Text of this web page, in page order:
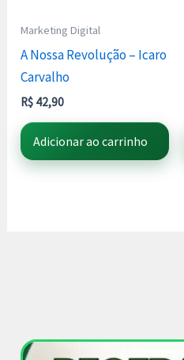
Marketing Digital
A Nossa Revolução – Icaro
Carvalho
R$ 42,90
Adicionar ao carrinho